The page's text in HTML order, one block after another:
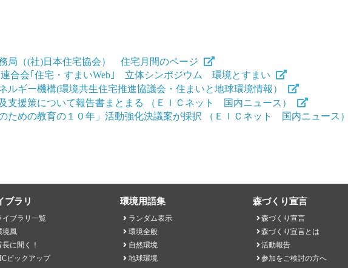
局（(社)日本住宅協会） 住宅月間のページ
合会｢住宅・すまいWeb｣ 立体シンポジウム 環境とすまい
ルギー機構(環境共生住宅推進協議会・住まいと地球環境情報）
支援策について報告書まとまる （ＥＩＣネット 国内ニュース）
ための教育の１０年」活動強化決議案が採択 （ＥＩＣネット 国内ニュース）
ブラリ
イブラリ一覧
境風
長に聞く！
ピックアップ
環境用語集
ランダム表示
環境全般
自然環境
地球環境
森づくり宣言
森づくり宣言
森づくり宣言とは
活動報告
参加をご検討の方へ